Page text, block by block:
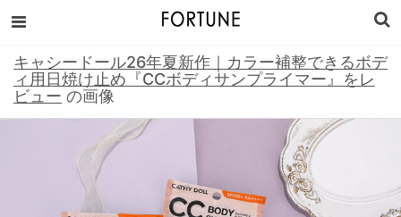
キャシードール26年夏新作｜カラー補整できるボデ
ィ用日焼け止め『CCボディサンプライマー』をレ
ビュー の画像